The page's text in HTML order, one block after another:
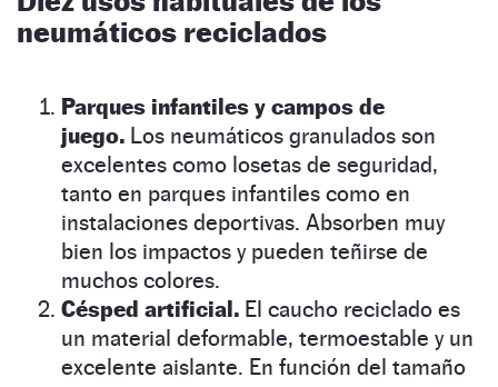
neumáticos reciclados
Parques infantiles y campos de
juego. Los neumáticos granulados son
excelentes como losetas de seguridad,
tanto en parques infantiles como en
instalaciones deportivas. Absorben muy
bien los impactos y pueden teñirse de
muchos colores.
Césped artificial. El caucho reciclado es
un material deformable, termoestable y un
excelente aislante. En función del tamaño